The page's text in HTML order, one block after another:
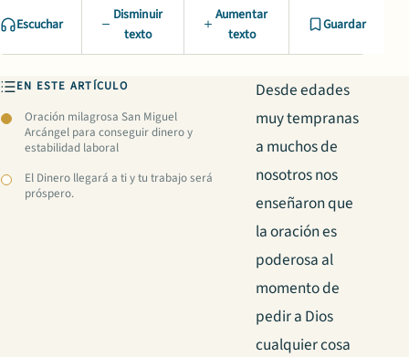
Escuchar
Disminuir
texto
Aumentar
texto
Guardar
EN ESTE ARTÍCULO
Oración milagrosa San Miguel
Arcángel para conseguir dinero y
estabilidad laboral
El Dinero llegará a ti y tu trabajo será
próspero.
Desde edades
muy tempranas
a muchos de
nosotros nos
enseñaron que
la oración es
poderosa al
momento de
pedir a Dios
cualquier cosa